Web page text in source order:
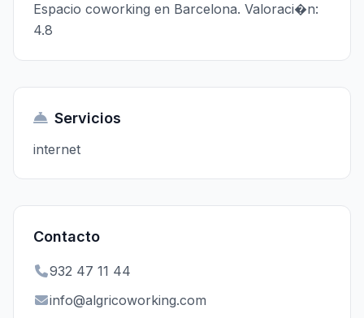
Espacio coworking en Barcelona. Valoraci�n:
4.8
Servicios
internet
Contacto
932 47 11 44
info@algricoworking.com